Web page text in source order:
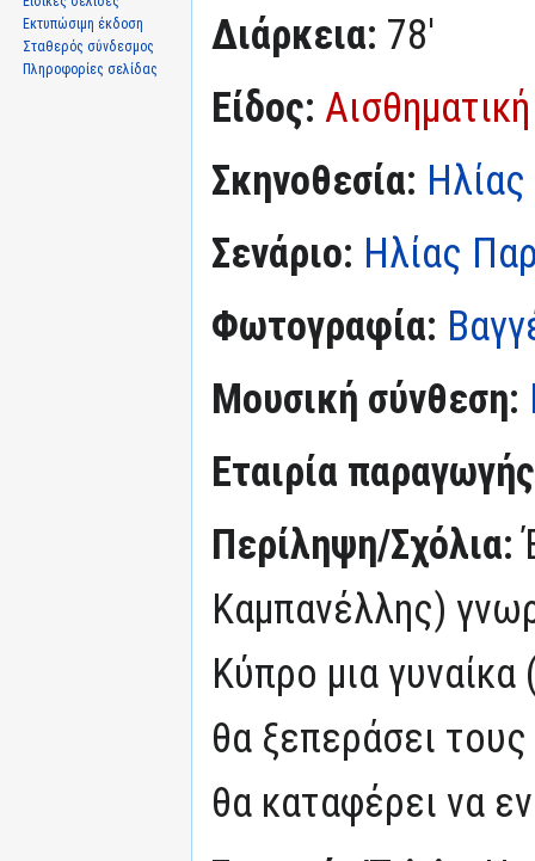
Διάρκεια: 78'
Είδος: Αισθηματική
Σκηνοθεσία:
Σενάριο: Ηλίας
Φωτογραφία:
Μουσική σύνθεση:
Εταιρία
Περίληψη/Σχόλια:
Καμπανέλλης)
Κύπρο μια
θα ξεπεράσει
θα καταφέρει να
Εκτυπώσιμη έκδοση
Σταθερός σύνδεσμος
Πληροφορίες σελίδας